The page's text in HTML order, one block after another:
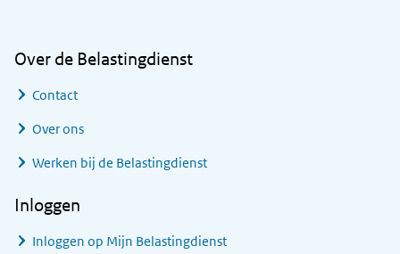
Over de Belastingdienst
Contact
Over ons
Werken bij de Belastingdienst
Inloggen
Inloggen op Mijn Belastingdienst